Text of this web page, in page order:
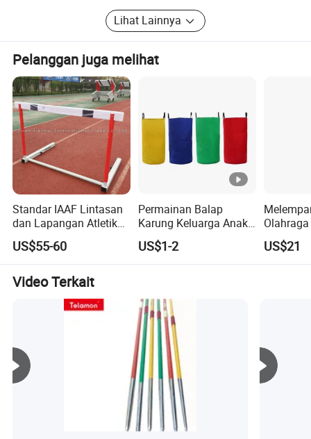
Foto detail
Lihat Lainnya
Pelanggan juga melihat
Standar IAAF Lintasan
dan Lapangan Atletik
Rintangan Baja untuk
Kompetisi dan
Pelatihan
US$55-60
Permainan Balap
Karung Keluarga Anak
Dewasa Aktivitas
Menyenangkan di Luar
Ruangan
US$1-2
700g
US$21
Video Terkait